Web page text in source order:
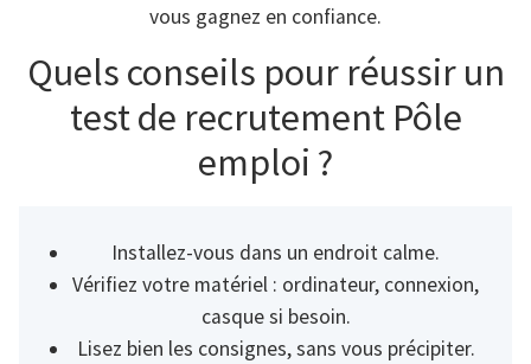
vous gagnez en confiance.
Quels conseils pour réussir un
test de recrutement Pôle
emploi ?
Installez-vous dans un endroit calme.
Vérifiez votre matériel : ordinateur, connexion,
casque si besoin.
Lisez bien les consignes, sans vous précipiter.